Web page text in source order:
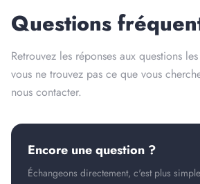
Questions
Retrouvez les réponses aux questions
vous ne trouvez pas ce que vous
nous contacter.
Encore une question ?
Échangeons directement, c'est plus